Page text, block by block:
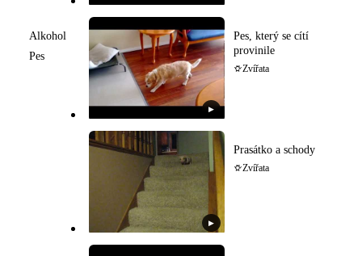
Alkohol
Pes
▶
Pes, který se cítí
provinile
Zvířata
▶
Prasátko a schody
Zvířata